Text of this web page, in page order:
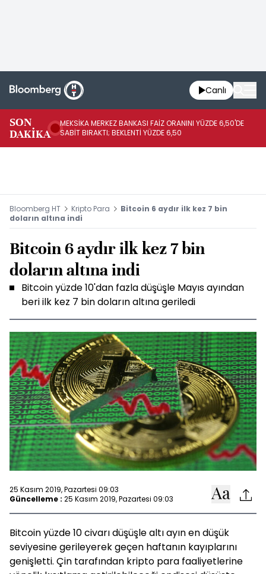
Canlı
SON
DAKİKA
MEKSİKA MERKEZ BANKASI FAİZ ORANINI YÜZDE 6,50'DE
SABİT BIRAKTI; BEKLENTİ YÜZDE 6,50
Bloomberg HT Kripto Para
Bitcoin 6 aydır ilk kez 7 bin
doların altına indi
Bitcoin 6 aydır ilk kez 7 bin
doların altına indi
Bitcoin yüzde 10'dan fazla düşüşle Mayıs ayından
beri ilk kez 7 bin doların altına geriledi
25 Kasım 2019, Pazartesi 09:03
Güncelleme : 25 Kasım 2019, Pazartesi 09:03
Bitcoin yüzde 10 civarı düşüşle altı ayın en düşük
seviyesine gerileyerek geçen haftanın kayıplarını
genişletti. Çin tarafından kripto para faaliyetlerine